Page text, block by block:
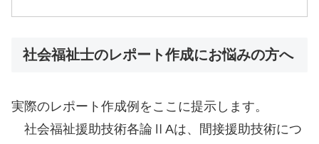
社会福祉士のレポート作成にお悩みの方へ
実際のレポート作成例をここに提示します。
社会福祉援助技術各論ⅡAは、間接援助技術につ